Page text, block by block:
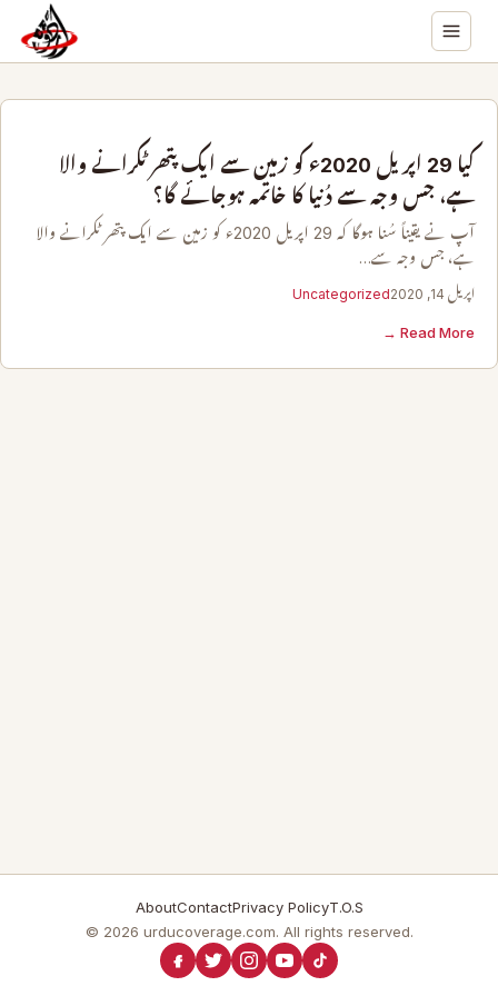
کیا 29 اپریل 2020ء کو زمین سے ایک پتھر ٹکرانے والا
ہے، جس وجہ سے دُنیا کا خاتمہ ہوجائے گا؟
آپ نے یقیناً سُنا ہوگا کہ 29 اپریل 2020ء کو زمین سے ایک پتھر ٹکرانے والا
ہے، جس وجہ سے…
اپریل 14, 2020 Uncategorized
Read More →
AboutContactPrivacy PolicyT.O.S
© 2026 urducoverage.com. All rights reserved.